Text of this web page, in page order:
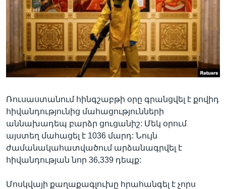
Լեզուներ
Ռուսաստանում հինգշաբթի օրը գրանցվել է քովիդ
հիվանդությունից մահացությունների
աննախադեպ բարձր ցուցանիշ: Մեկ օրում
այստեղ մահացել է 1036 մարդ: Նույն
ժամանակահատվածում արձանագրվել է
հիվանդության նոր 36,339 դեպք:
Մոսկվայի քաղաքագլուխը հրահանգել է չորս